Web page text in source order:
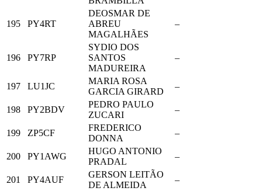
195 PY4RT
DEOSMAR DE
ABREU
MAGALHÃES
–
196 PY7RP
SYDIO DOS
SANTOS
MADUREIRA
–
197 LU1JC
MARIA ROSA
GARCIA GIRARD
–
198 PY2BDV
PEDRO PAULO
ZUCARI
–
199 ZP5CF
FREDERICO
DONNA
–
200 PY1AWG
HUGO ANTONIO
PRADAL
–
201 PY4AUF
GERSON LEITÃO
DE ALMEIDA
–